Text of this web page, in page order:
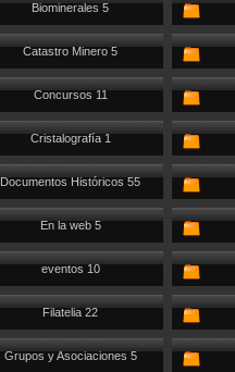
Biominerales 5
Catastro Minero 5
Concursos 11
Cristalografía 1
Documentos Históricos 55
En la web 5
eventos 10
Filatelia 22
Grupos y Asociaciones 5